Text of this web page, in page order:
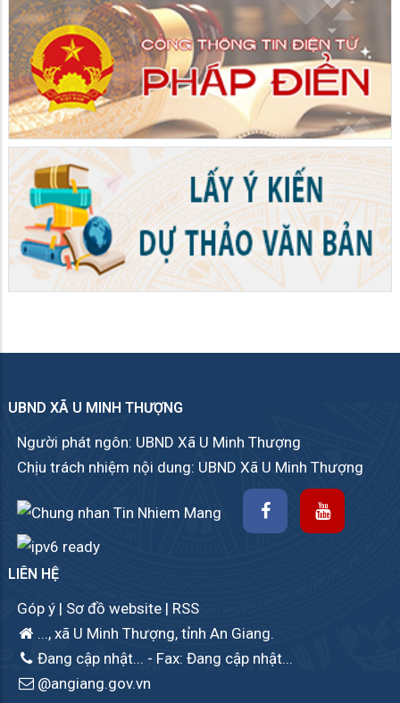
UBND XÃ U MINH THƯỢNG
Người phát ngôn: UBND Xã U Minh Thượng
Chịu trách nhiệm nội dung: UBND Xã U Minh Thượng
LIÊN HỆ
Góp ý | Sơ đồ website | RSS
..., xã U Minh Thượng, tỉnh An Giang.
Đang cập nhật... - Fax: Đang cập nhật...
@angiang.gov.vn